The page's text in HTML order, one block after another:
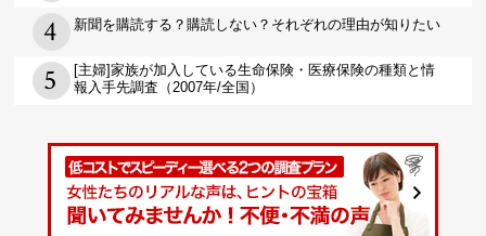
新聞を購読する？購読しない？それぞれの理由が知りたい
[主婦]家族が加入している生命保険・医療保険の種類と情
報入手先調査（2007年/全国）